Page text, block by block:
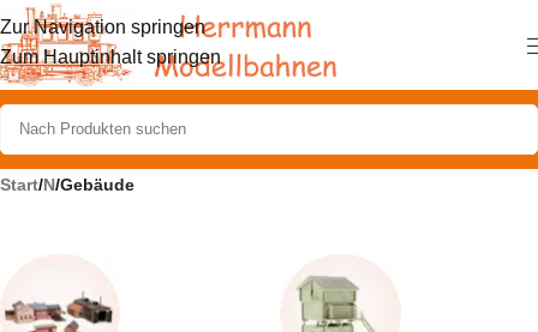
Zur Navigation springen
Zum Hauptinhalt springen
Start/N/Gebäude